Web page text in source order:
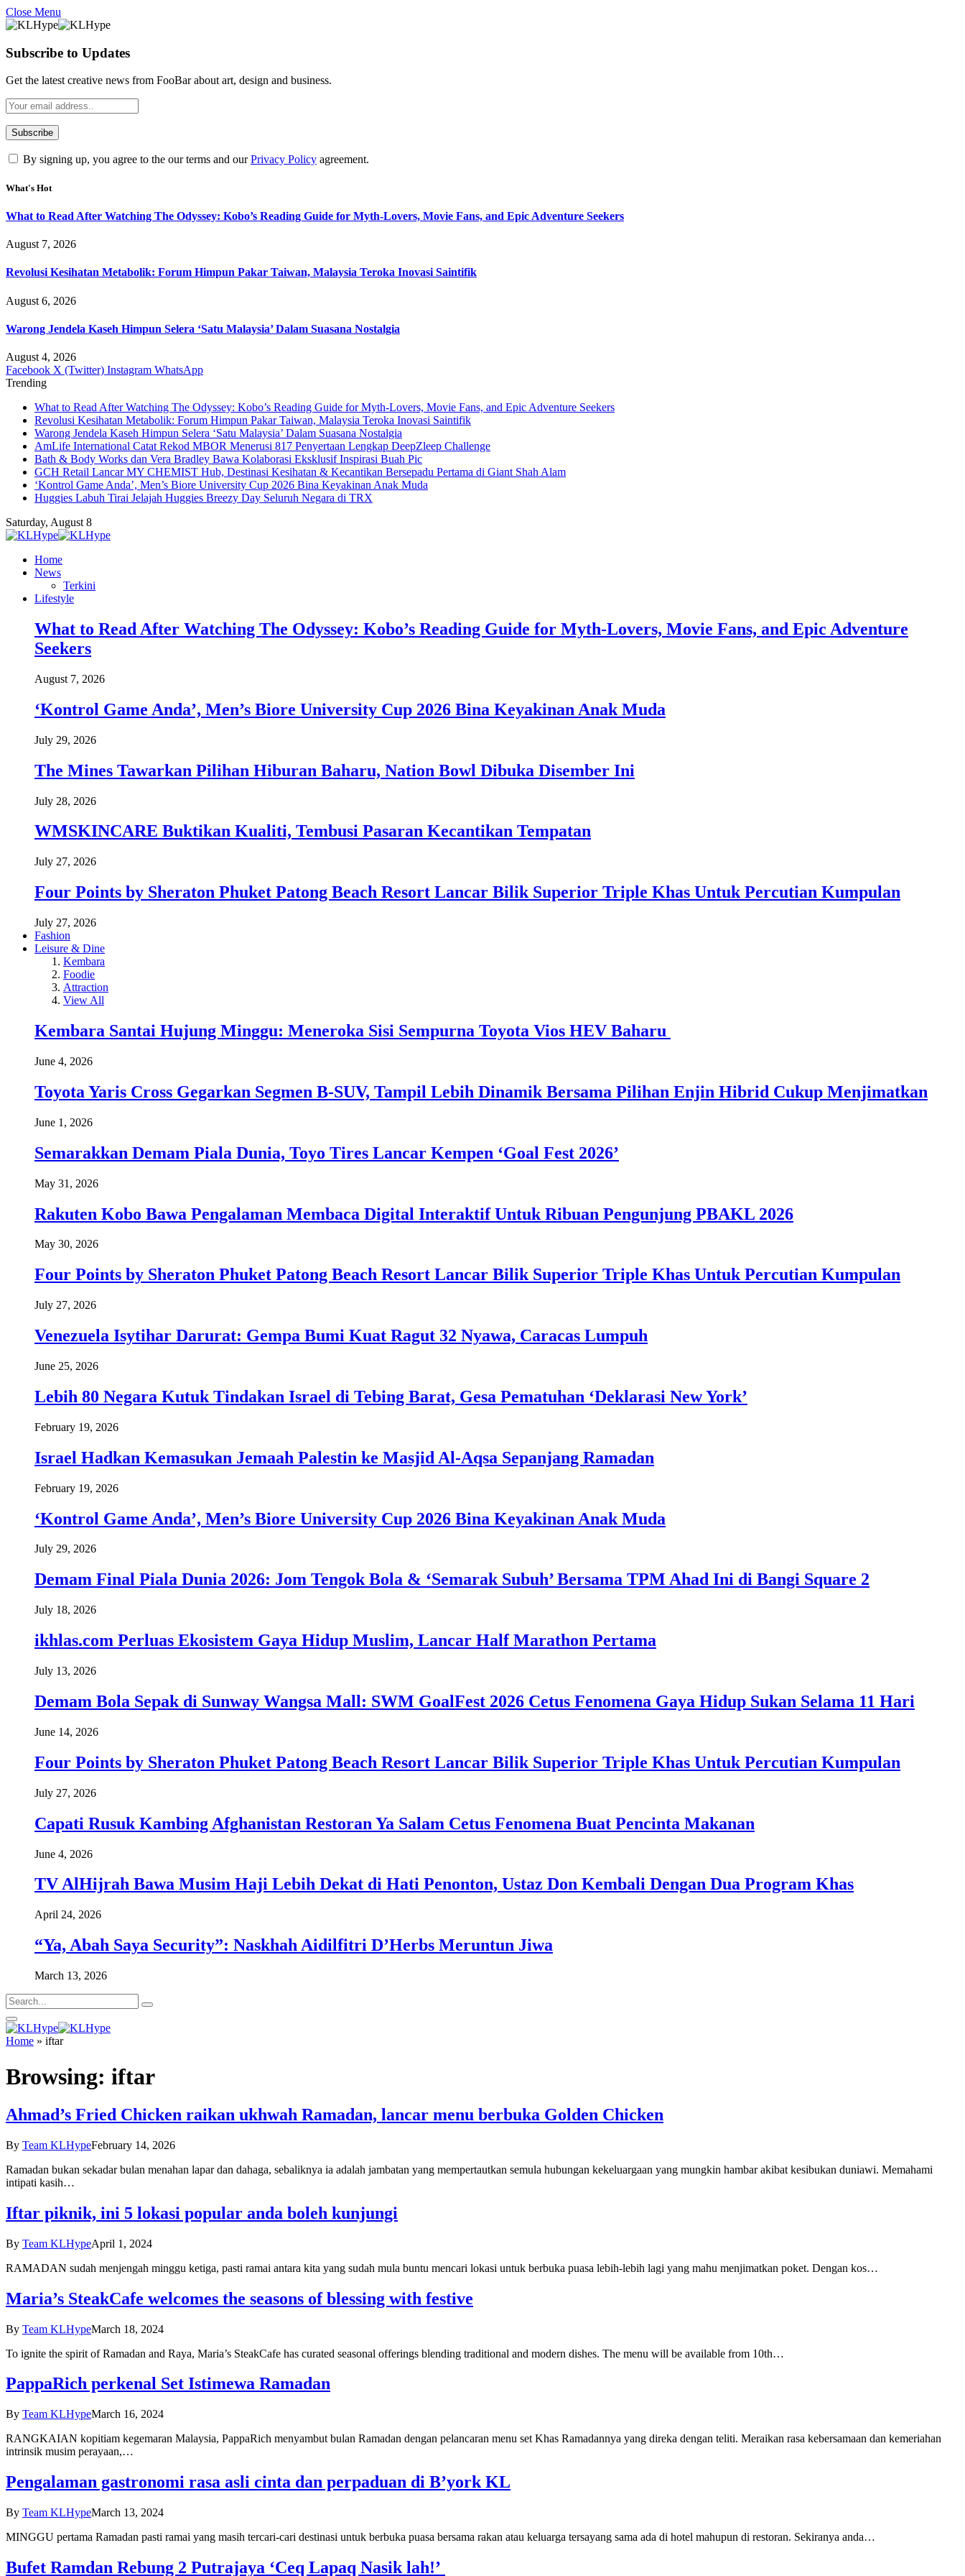
Close Menu
Subscribe to Updates
Get the latest creative news from FooBar about art, design and business.
By signing up, you agree to the our terms and ourPrivacy Policy agreement.
What's Hot
What to Read After Watching The Odyssey: Kobo’s Reading Guide for Myth-Lovers, Movie Fans, and Epic Adventure Seekers
August 7, 2026
Revolusi Kesihatan Metabolik: Forum Himpun Pakar Taiwan, Malaysia Teroka Inovasi Saintifik
August 6, 2026
Warong Jendela Kaseh Himpun Selera ‘Satu Malaysia’ Dalam Suasana Nostalgia
August 4, 2026
Facebook X (Twitter) Instagram WhatsApp
Trending
What to Read After Watching The Odyssey: Kobo’s Reading Guide for Myth-Lovers, Movie Fans, and Epic Adventure Seekers
Revolusi Kesihatan Metabolik: Forum Himpun Pakar Taiwan, Malaysia Teroka Inovasi Saintifik
Warong Jendela Kaseh Himpun Selera ‘Satu Malaysia’ Dalam Suasana Nostalgia
AmLife International Catat Rekod MBOR Menerusi 817 Penyertaan Lengkap DeepZleep Challenge
Bath & Body Works dan Vera Bradley Bawa Kolaborasi Eksklusif Inspirasi Buah Pic
GCH Retail Lancar MY CHEMIST Hub, Destinasi Kesihatan & Kecantikan Bersepadu Pertama di Giant Shah Alam
‘Kontrol Game Anda’, Men’s Biore University Cup 2026 Bina Keyakinan Anak Muda
Huggies Labuh Tirai Jelajah Huggies Breezy Day Seluruh Negara di TRX
Saturday, August 8
Home
News
Terkini
Lifestyle
What to Read After Watching The Odyssey: Kobo’s Reading Guide for Myth-Lovers, Movie Fans, and Epic Adventure
Seekers
August 7, 2026
‘Kontrol Game Anda’, Men’s Biore University Cup 2026 Bina Keyakinan Anak Muda
July 29, 2026
The Mines Tawarkan Pilihan Hiburan Baharu, Nation Bowl Dibuka Disember Ini
July 28, 2026
WMSKINCARE Buktikan Kualiti, Tembusi Pasaran Kecantikan Tempatan
July 27, 2026
Four Points by Sheraton Phuket Patong Beach Resort Lancar Bilik Superior Triple Khas Untuk Percutian Kumpulan
July 27, 2026
Fashion
Leisure & Dine
Kembara
Foodie
Attraction
View All
Kembara Santai Hujung Minggu: Meneroka Sisi Sempurna Toyota Vios HEV Baharu
June 4, 2026
Toyota Yaris Cross Gegarkan Segmen B-SUV, Tampil Lebih Dinamik Bersama Pilihan Enjin Hibrid Cukup Menjimatkan
June 1, 2026
Semarakkan Demam Piala Dunia, Toyo Tires Lancar Kempen ‘Goal Fest 2026’
May 31, 2026
Rakuten Kobo Bawa Pengalaman Membaca Digital Interaktif Untuk Ribuan Pengunjung PBAKL 2026
May 30, 2026
Four Points by Sheraton Phuket Patong Beach Resort Lancar Bilik Superior Triple Khas Untuk Percutian Kumpulan
July 27, 2026
Venezuela Isytihar Darurat: Gempa Bumi Kuat Ragut 32 Nyawa, Caracas Lumpuh
June 25, 2026
Lebih 80 Negara Kutuk Tindakan Israel di Tebing Barat, Gesa Pematuhan ‘Deklarasi New York’
February 19, 2026
Israel Hadkan Kemasukan Jemaah Palestin ke Masjid Al-Aqsa Sepanjang Ramadan
February 19, 2026
‘Kontrol Game Anda’, Men’s Biore University Cup 2026 Bina Keyakinan Anak Muda
July 29, 2026
Demam Final Piala Dunia 2026: Jom Tengok Bola & ‘Semarak Subuh’ Bersama TPM Ahad Ini di Bangi Square 2
July 18, 2026
ikhlas.com Perluas Ekosistem Gaya Hidup Muslim, Lancar Half Marathon Pertama
July 13, 2026
Demam Bola Sepak di Sunway Wangsa Mall: SWM GoalFest 2026 Cetus Fenomena Gaya Hidup Sukan Selama 11 Hari
June 14, 2026
Four Points by Sheraton Phuket Patong Beach Resort Lancar Bilik Superior Triple Khas Untuk Percutian Kumpulan
July 27, 2026
Capati Rusuk Kambing Afghanistan Restoran Ya Salam Cetus Fenomena Buat Pencinta Makanan
June 4, 2026
TV AlHijrah Bawa Musim Haji Lebih Dekat di Hati Penonton, Ustaz Don Kembali Dengan Dua Program Khas
April 24, 2026
“Ya, Abah Saya Security”: Naskhah Aidilfitri D’Herbs Meruntun Jiwa
March 13, 2026
Home » iftar
Browsing: iftar
Ahmad’s Fried Chicken raikan ukhwah Ramadan, lancar menu berbuka Golden Chicken
By Team KLHypeFebruary 14, 2026
Ramadan bukan sekadar bulan menahan lapar dan dahaga, sebaliknya ia adalah jambatan yang mempertautkan semula hubungan kekeluargaan yang mungkin hambar akibat kesibukan duniawi. Memahami
intipati kasih…
Iftar piknik, ini 5 lokasi popular anda boleh kunjungi
By Team KLHypeApril 1, 2024
RAMADAN sudah menjengah minggu ketiga, pasti ramai antara kita yang sudah mula buntu mencari lokasi untuk berbuka puasa lebih-lebih lagi yang mahu menjimatkan poket. Dengan kos…
Maria’s SteakCafe welcomes the seasons of blessing with festive
By Team KLHypeMarch 18, 2024
To ignite the spirit of Ramadan and Raya, Maria’s SteakCafe has curated seasonal offerings blending traditional and modern dishes. The menu will be available from 10th…
PappaRich perkenal Set Istimewa Ramadan
By Team KLHypeMarch 16, 2024
RANGKAIAN kopitiam kegemaran Malaysia, PappaRich menyambut bulan Ramadan dengan pelancaran menu set Khas Ramadannya yang direka dengan teliti. Meraikan rasa kebersamaan dan kemeriahan
intrinsik musim perayaan,…
Pengalaman gastronomi rasa asli cinta dan perpaduan di B’york KL
By Team KLHypeMarch 13, 2024
MINGGU pertama Ramadan pasti ramai yang masih tercari-cari destinasi untuk berbuka puasa bersama rakan atau keluarga tersayang sama ada di hotel mahupun di restoran. Sekiranya anda…
Bufet Ramdan Rebung 2 Putrajaya ‘Ceq Lapaq Nasik lah!’